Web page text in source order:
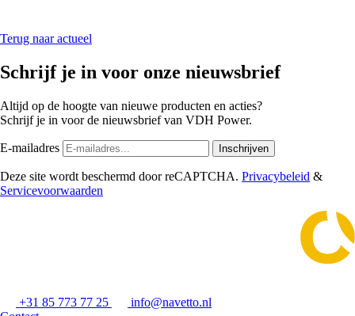
Terug naar actueel
Schrijf je in voor onze nieuwsbrief
Altijd op de hoogte van nieuwe producten en acties?
Schrijf je in voor de nieuwsbrief van VDH Power.
E-mailadres Inschrijven
Deze site wordt beschermd door reCAPTCHA. Privacybeleid &
Servicevoorwaarden
+31 85 773 77 25
info@navetto.nl